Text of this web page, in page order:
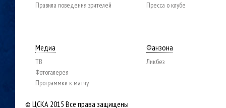
Правила поведения зрителей
Пресса о клубе
Медиа
ТВ
Фотогалерея
Программки к матчу
Фанзона
Ликбез
© ЦСКА 2015 Все права защищены